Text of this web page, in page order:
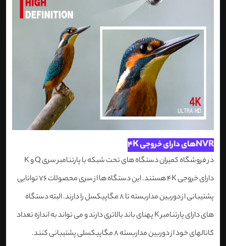
NVRهای دارای خروجی 4K
در فروشگاه کمیران دستگاه های تحت شبکه با پارتنامبر سری Q و K
دارای خروجی 4K هستند. این دستگاه ها از سری محصولات 76 توانایی
پشتیبانی از دوربین مداربسته تا 8 مگاپیکسل را دارند. البته دستگاه
های دارای پارتنامبر K پهنای باند بالاتری دارند و می تواند به اندازه تعداد
کانالهای خود از دوربین مداربسته 8 مگاپیکسلی پشتیبانی کنند.